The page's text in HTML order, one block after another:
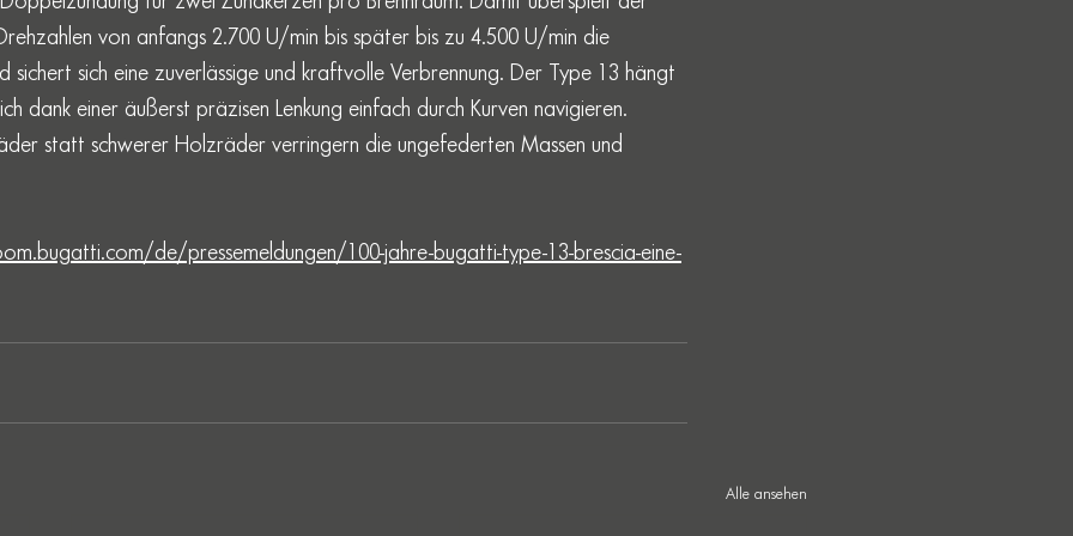
von anfangs 2.700 U/min bis später bis zu 4.500 U/min die
sichert sich eine zuverlässige und kraftvolle Verbrennung. Der Type 13 hängt
dank einer äußerst präzisen Lenkung einfach durch Kurven navigieren.
statt schwerer Holzräder verringern die ungefederten Massen und
de/pressemeldungen/100-jahre-bugatti-type-13-brescia-eine-
Alle ansehen